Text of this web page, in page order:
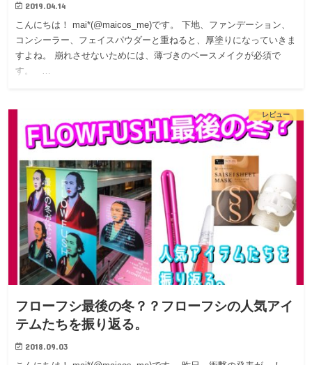
2019.04.14
こんにちは！ mai*(@maicos_me)です。 下地、ファンデーション、
コンシーラー、フェイスパウダーと重ねると、厚塗りになっていきま
すよね。 崩れさせないためには、薄づきのベースメイクが必須で
す。 …
レビュー
フローフシ最後の冬？？フローフシの人気アイ
テムたちを振り返る。
2018.09.03